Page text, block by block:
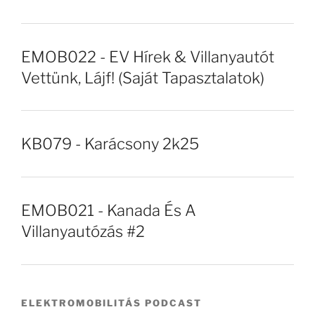
EMOB022 - EV Hírek & Villanyautót
Vettünk, Lájf! (Saját Tapasztalatok)
KB079 - Karácsony 2k25
EMOB021 - Kanada És A
Villanyautózás #2
ELEKTROMOBILITÁS PODCAST